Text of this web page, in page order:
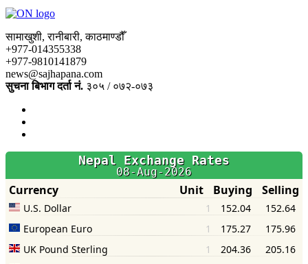
सामाखुशी, रानीबारी, काठमाण्डौँ
+977-014355338
+977-9810141879
news@sajhapana.com
सुचना बिभाग दर्ता नं. ३०५ / ०७२-०७३